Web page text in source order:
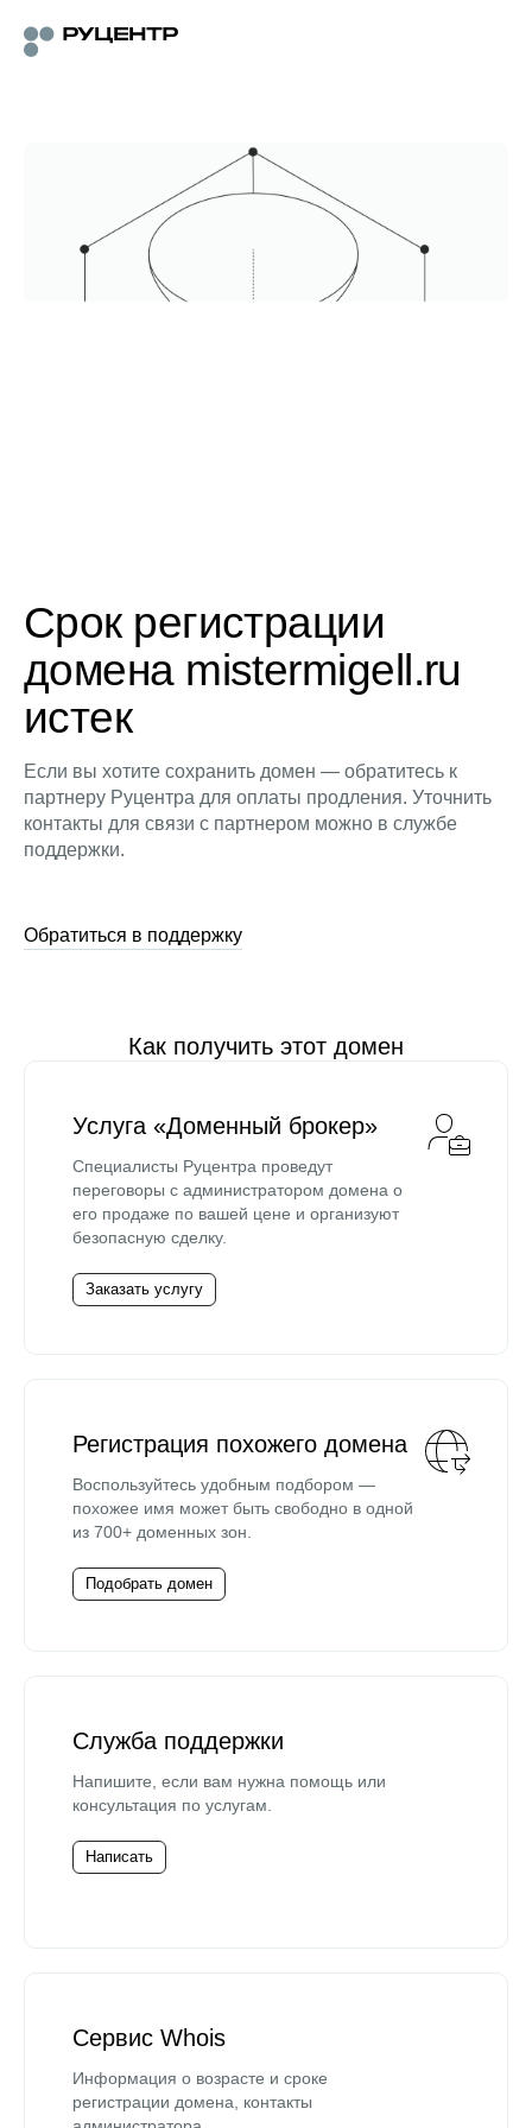
Срок регистрации
домена mistermigell.ru
истек
Если вы хотите сохранить домен — обратитесь к
партнеру Руцентра для оплаты продления. Уточнить
контакты для связи с партнером можно в службе
поддержки.
Обратиться в поддержку
Как получить этот домен
Услуга «Доменный брокер»
Специалисты Руцентра проведут
переговоры с администратором домена о
его продаже по вашей цене и организуют
безопасную сделку.
Заказать услугу
Регистрация похожего домена
Воспользуйтесь удобным подбором —
похожее имя может быть свободно в одной
из 700+ доменных зон.
Подобрать домен
Служба поддержки
Напишите, если вам нужна помощь или
консультация по услугам.
Написать
Сервис Whois
Информация о возрасте и сроке
регистрации домена, контакты